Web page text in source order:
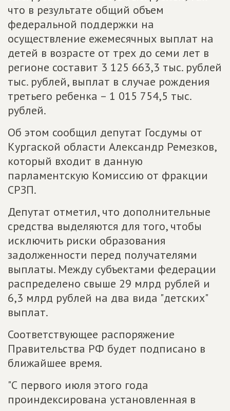
что в результате общий объем
федеральной поддержки на
осуществление ежемесячных выплат на
детей в возрасте от трех до семи лет в
регионе составит 3 125 663,3 тыс. рублей
тыс. рублей, выплат в случае рождения
третьего ребенка – 1 015 754,5 тыс.
рублей.
Об этом сообщил депутат Госдумы от
Кургаской области Александр Ремезков,
который входит в данную
парламентскую Комиссию от фракции
СРЗП.
Депутат отметил, что дополнительные
средства выделяются для того, чтобы
исключить риски образования
задолженности перед получателями
выплаты. Между субъектами федерации
распределено свыше 29 млрд рублей и
6,3 млрд рублей на два вида "детских"
выплат.
Соответствующее распоряжение
Правительства РФ будет подписано в
ближайшее время.
"С первого июля этого года
проиндексирована установленная в